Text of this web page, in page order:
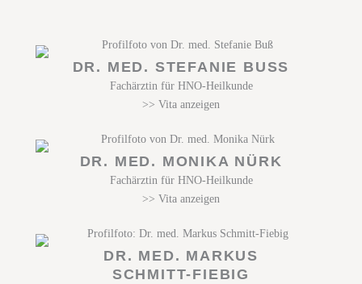
DR. MED. STEFANIE BUSS
Fachärztin für HNO-Heilkunde
>> Vita anzeigen
DR. MED. MONIKA NÜRK
Fachärztin für HNO-Heilkunde
>> Vita anzeigen
DR. MED. MARKUS
SCHMITT-FIEBIG